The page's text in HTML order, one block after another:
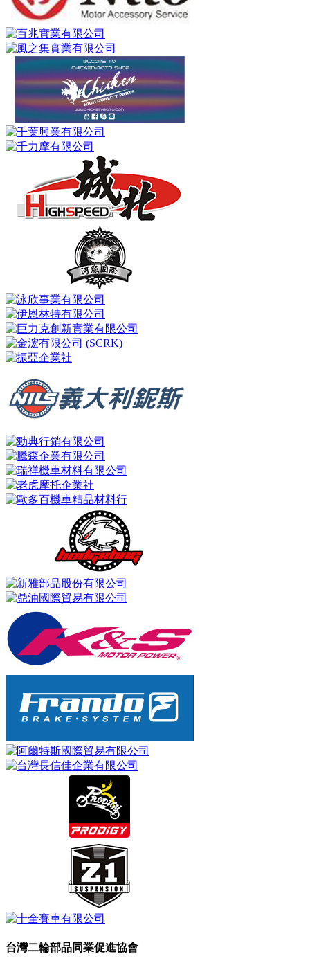
台灣二輪部品同業促進協會